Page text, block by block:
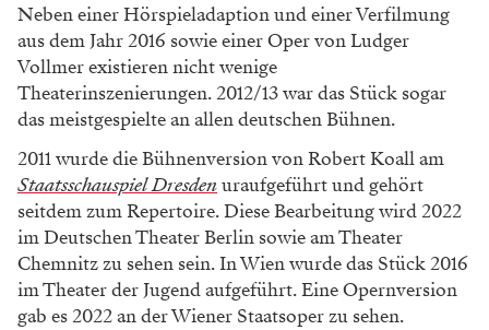
Neben einer Hörspieladaption und einer Verfilmung
aus dem Jahr 2016 sowie einer Oper von Ludger
Vollmer existieren nicht wenige
Theaterinszenierungen. 2012/13 war das Stück sogar
das meistgespielte an allen deutschen Bühnen.
2011 wurde die Bühnenversion von Robert Koall am
Staatsschauspiel Dresdenuraufgeführt und gehört
seitdem zum Repertoire. Diese Bearbeitung wird 2022
im Deutschen Theater Berlin sowie am Theater
Chemnitz zu sehen sein. In Wien wurde das Stück 2016
im Theater der Jugend aufgeführt. Eine Opernversion
gab es 2022 an der Wiener Staatsoper zu sehen.